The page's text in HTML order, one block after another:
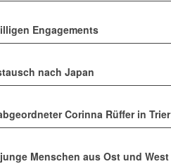
Engagements
nach Japan
Corinna Rüffer in Trier
Menschen aus Ost und West